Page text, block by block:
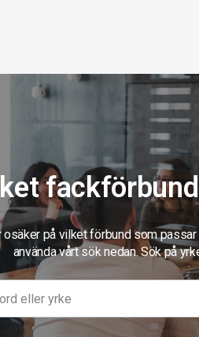
osäker på vilket förbund som
använda vårt sök nedan. Sök på